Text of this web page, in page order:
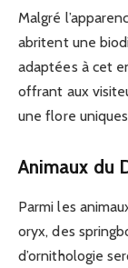
Malgré
abritent une
adaptées à cet
offrant aux
une flore
Animaux du
Parmi les
oryx, des
d’ornithologie